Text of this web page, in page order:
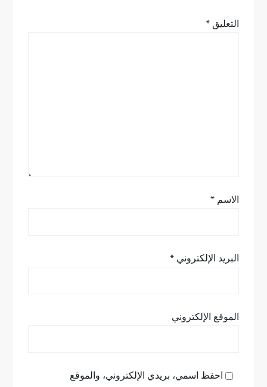
التعليق*
الاسم*
البريد الإلكتروني*
الموقع الإلكتروني
احفظ اسمي، بريدي الإلكتروني، والموقع